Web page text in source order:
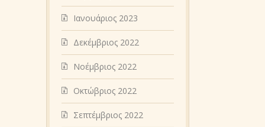
Ιανουάριος 2023
Δεκέμβριος 2022
Νοέμβριος 2022
Οκτώβριος 2022
Σεπτέμβριος 2022